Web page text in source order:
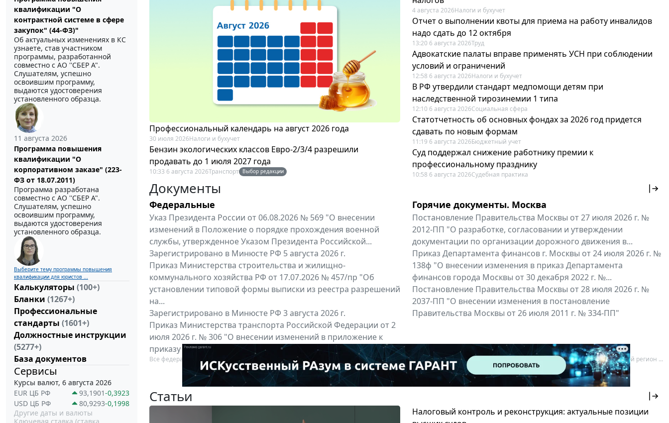
квалификации "О
контрактной системе в сфере
закупок" (44-ФЗ)"
Об актуальных изменениях в КС
узнаете, став участником
программы, разработанной
совместно с АО ''СБЕР А".
Слушателям, успешно
освоившим программу,
выдаются удостоверения
установленного образца.
11 августа 2026
Программа повышения
квалификации "О
корпоративном заказе" (223-
ФЗ от 18.07.2011)
Программа разработана
совместно с АО ''СБЕР А".
Слушателям, успешно
освоившим программу,
выдаются удостоверения
установленного образца.
Выберите тему программы повышения
квалификации для юристов ...
Калькуляторы (100+)
Бланки (1267+)
Профессиональные
стандарты (1601+)
Должностные инструкции
(5277+)
База документов
Сервисы
Курсы валют, 6 августа 2026
EUR ЦБ РФ
93,1901-0,3923
USD ЦБ РФ
80,9293-0,1998
Другие даты и валюты
Профессиональный календарь на август 2026 года
30 июля 2026Налоги и бухучет
Бензин экологических классов Евро-2/3/4 разрешили
продавать до 1 июля 2027 года
10:33 6 августа 2026Транспорт Выбор редакции
4 августа 2026Налоги и бухучет
Отчет о выполнении квоты для приема на работу инвалидов
надо сдать до 12 октября
13:20 6 августа 2026Труд
Адвокатские палаты вправе применять УСН при соблюдении
условий и ограничений
12:58 6 августа 2026Налоги и бухучет
В РФ утвердили стандарт медпомощи детям при
наследственной тирозинемии 1 типа
12:10 6 августа 2026Социальная сфера
Статотчетность об основных фондах за 2026 год придется
сдавать по новым формам
11:19 6 августа 2026Бюджетный учет
Суд поддержал снижение работнику премии к
профессиональному празднику
10:58 6 августа 2026Судебная практика
Документы
Федеральные
Указ Президента России от 06.08.2026 № 569 "О внесении
изменений в Положение о порядке прохождения военной
службы, утвержденное Указом Президента Российской...
Зарегистрировано в Минюсте РФ 5 августа 2026 г.
Приказ Министерства строительства и жилищно-
коммунального хозяйства РФ от 17.07.2026 № 457/пр "Об
установлении типовой формы выписки из реестра разрешений
на...
Зарегистрировано в Минюсте РФ 3 августа 2026 г.
Приказ Министерства транспорта Российской Федерации от 2
июля 2026 г. № 306 "О внесении изменений в приложение к
приказу Министерства транспорта Российской...
Все федеральные документы
Горячие документы. Москва
Постановление Правительства Москвы от 27 июля 2026 г. №
2012-ПП "О разработке, согласовании и утверждении
документации по организации дорожного движения в...
Приказ Департамента финансов г. Москвы от 24 июля 2026 г. №
138ф "О внесении изменения в приказ Департамента
финансов города Москвы от 30 декабря 2022 г. №...
Постановление Правительства Москвы от 28 июля 2026 г. №
2037-ПП "О внесении изменения в постановление
Правительства Москвы от 26 июля 2011 г. № 334-ПП"
Все региональные документы Мой регион ...
Статьи
Налоговый контроль и реконструкция: актуальные позиции